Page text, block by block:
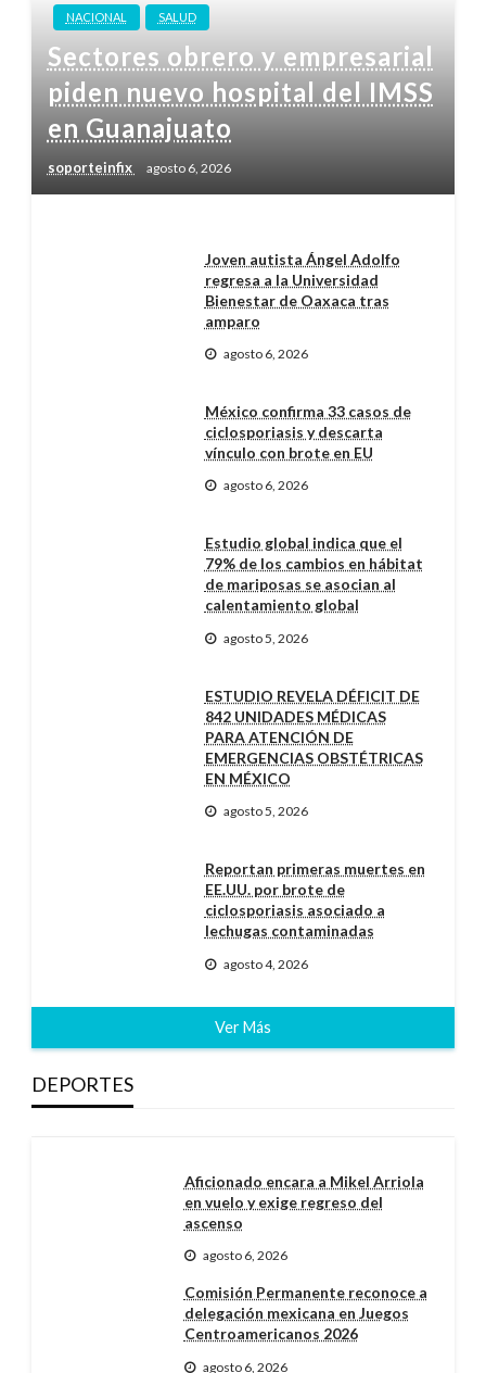
NACIONAL SALUD
Sectores obrero y empresarial
piden nuevo hospital del IMSS
en Guanajuato
soporteinfix agosto 6, 2026
Joven autista Ángel Adolfo
regresa a la Universidad
Bienestar de Oaxaca tras
amparo
agosto 6, 2026
México confirma 33 casos de
ciclosporiasis y descarta
vínculo con brote en EU
agosto 6, 2026
Estudio global indica que el
79% de los cambios en hábitat
de mariposas se asocian al
calentamiento global
agosto 5, 2026
ESTUDIO REVELA DÉFICIT DE
842 UNIDADES MÉDICAS
PARA ATENCIÓN DE
EMERGENCIAS OBSTÉTRICAS
EN MÉXICO
agosto 5, 2026
Reportan primeras muertes en
EE.UU. por brote de
ciclosporiasis asociado a
lechugas contaminadas
agosto 4, 2026
Ver Más
DEPORTES
Aficionado encara a Mikel Arriola
en vuelo y exige regreso del
ascenso
agosto 6, 2026
Comisión Permanente reconoce a
delegación mexicana en Juegos
Centroamericanos 2026
agosto 6, 2026